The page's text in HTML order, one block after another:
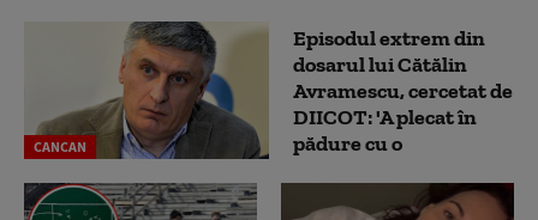
CANCAN
Episodul extrem din
dosarul lui Cătălin
Avramescu, cercetat de
DIICOT: 'A plecat în
pădure cu o